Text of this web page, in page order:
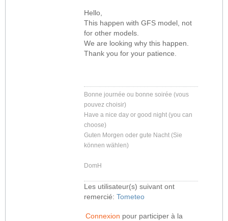
Hello,
This happen with GFS model, not
for other models.
We are looking why this happen.
Thank you for your patience.
Bonne journée ou bonne soirée (vous
pouvez choisir)
Have a nice day or good night (you can
choose)
Guten Morgen oder gute Nacht (Sie
können wählen)
DomH
Les utilisateur(s) suivant ont
remercié: Tometeo
Connexion pour participer à la